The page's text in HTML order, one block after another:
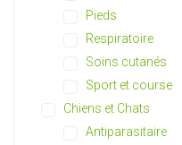
Pieds
Respiratoire
Soins cutanés
Sport et course
Chiens et Chats
Antiparasitaire